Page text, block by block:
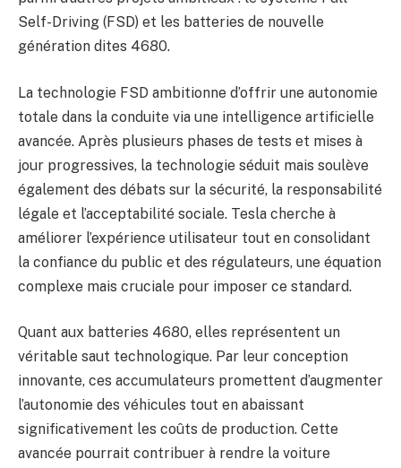
Self-Driving (FSD) et les batteries de nouvelle
génération dites 4680.
La technologie FSD ambitionne d’offrir une autonomie
totale dans la conduite via une intelligence artificielle
avancée. Après plusieurs phases de tests et mises à
jour progressives, la technologie séduit mais soulève
également des débats sur la sécurité, la responsabilité
légale et l’acceptabilité sociale. Tesla cherche à
améliorer l’expérience utilisateur tout en consolidant
la confiance du public et des régulateurs, une équation
complexe mais cruciale pour imposer ce standard.
Quant aux batteries 4680, elles représentent un
véritable saut technologique. Par leur conception
innovante, ces accumulateurs promettent d’augmenter
l’autonomie des véhicules tout en abaissant
significativement les coûts de production. Cette
avancée pourrait contribuer à rendre la voiture